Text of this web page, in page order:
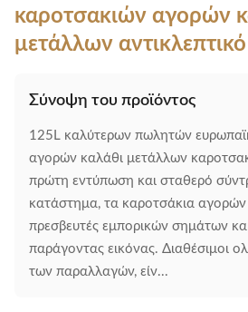
καροτσακιών αγορών
μετάλλων αντικλεπτικό
Σύνοψη του προϊόντος
125L καλύτερων πωλητών
αγορών καλάθι μετάλλων
πρώτη εντύπωση και σταθερό
κατάστημα, τα καροτσάκια αγορών
πρεσβευτές εμπορικών σημάτων
παράγοντας εικόνας. Διαθέσιμοι
των παραλλαγών, είν...